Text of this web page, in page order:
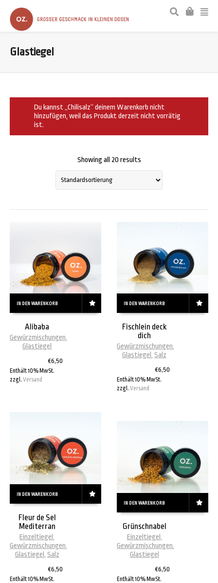
Glastiegel
Du kannst „Chilisalz“ deinem Warenkorb nicht
hinzufügen, weil das Produkt derzeit nicht vorrätig
ist.
Showing all 20 results
IN DEN WARENKORB
Alibaba
Gewürzmischungen,
Glastiegel
€6,50
Enthält 10% MwSt.
zzgl. Versand
IN DEN WARENKORB
Fischlein deck
dich
Gewürzmischungen,
Glastiegel ,Salz
€6,50
Enthält 10% MwSt.
zzgl.Versand
IN DEN WARENKORB
Fleur de Sel
Mediterran
Einzeltiegel ,
Gewürzmischungen,
Glastiegel , Salz
€6,50
Enthält 10% MwSt.
IN DEN WARENKORB
Grünschnabel
Einzeltiegel ,
Gewürzmischungen,
Glastiegel
€6,50
Enthält 10% MwSt.